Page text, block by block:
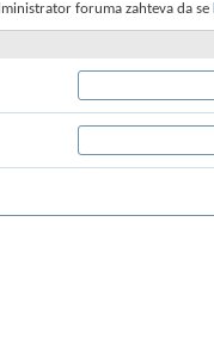
foruma zahteva da se